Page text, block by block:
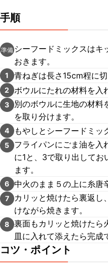
手順
準備 シーフードミックスはキ
おきます。
1 青ねぎは長さ15cm程に切
2 ボウルにたれの材料を入
3
別のボウルに生地の材料
を取り分けます。
4 もやしとシーフードミッ
5
フライパンにごま油を入
に1と、3で取り出してお
ます。
6 中火のまま５の上に糸唐
7
カリッと焼けたら裏返し
けながら焼きます。
8 裏面もカリッと焼けたら
皿に入れて添えたら完成
コツ・ポイント